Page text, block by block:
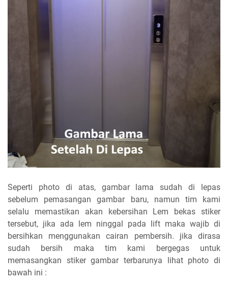
Seperti photo di atas, gambar lama sudah di lepas
sebelum pemasangan gambar baru, namun tim kami
selalu memastikan akan kebersihan Lem bekas stiker
tersebut, jika ada lem ninggal pada lift maka wajib di
bersihkan menggunakan cairan pembersih. jika dirasa
sudah bersih maka tim kami bergegas untuk
memasangkan stiker gambar terbarunya lihat photo di
bawah ini :